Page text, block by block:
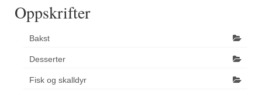
Oppskrifter
Bakst
Desserter
Fisk og skalldyr